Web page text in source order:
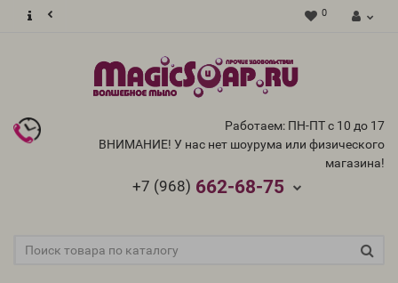
0
Работаем: ПН-ПТ с 10 до 17
ВНИМАНИЕ! У нас нет шоурума или физического
магазина!
+7 (968) 662-68-75